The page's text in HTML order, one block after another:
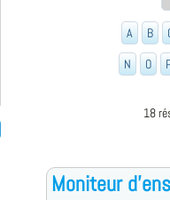
A B
N
O
18
Moniteur